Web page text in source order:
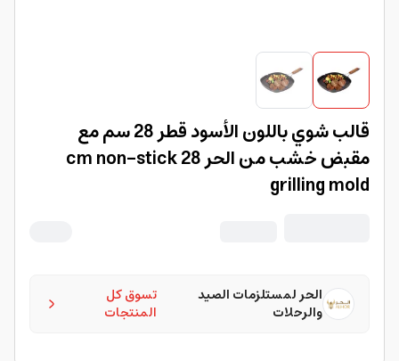
قالب شوي باللون الأسود قطر 28 سم مع
مقبض خشب من الحر 28 cm non-stick
grilling mold
تسوق كل
المنتجات
الحر لمستلزمات الصيد
والرحلات